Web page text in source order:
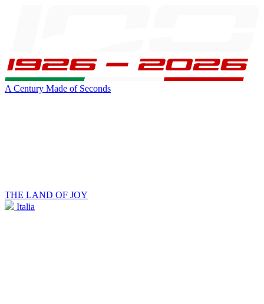
A Century Made of Seconds
THE LAND OF JOY
Italia